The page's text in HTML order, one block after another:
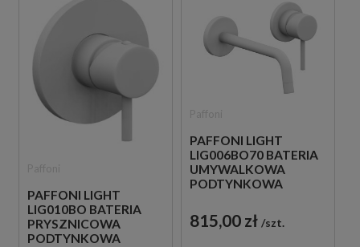
PAFFONI LIGHT
LIG010BO BATERIA
PRYSZNICOWA
PODTYNKOWA
PAFFONI LIGHT
LIG006BO70 BATERIA
UMYWALKOWA
PODTYNKOWA
BIAŁA
815,00 zł szt.